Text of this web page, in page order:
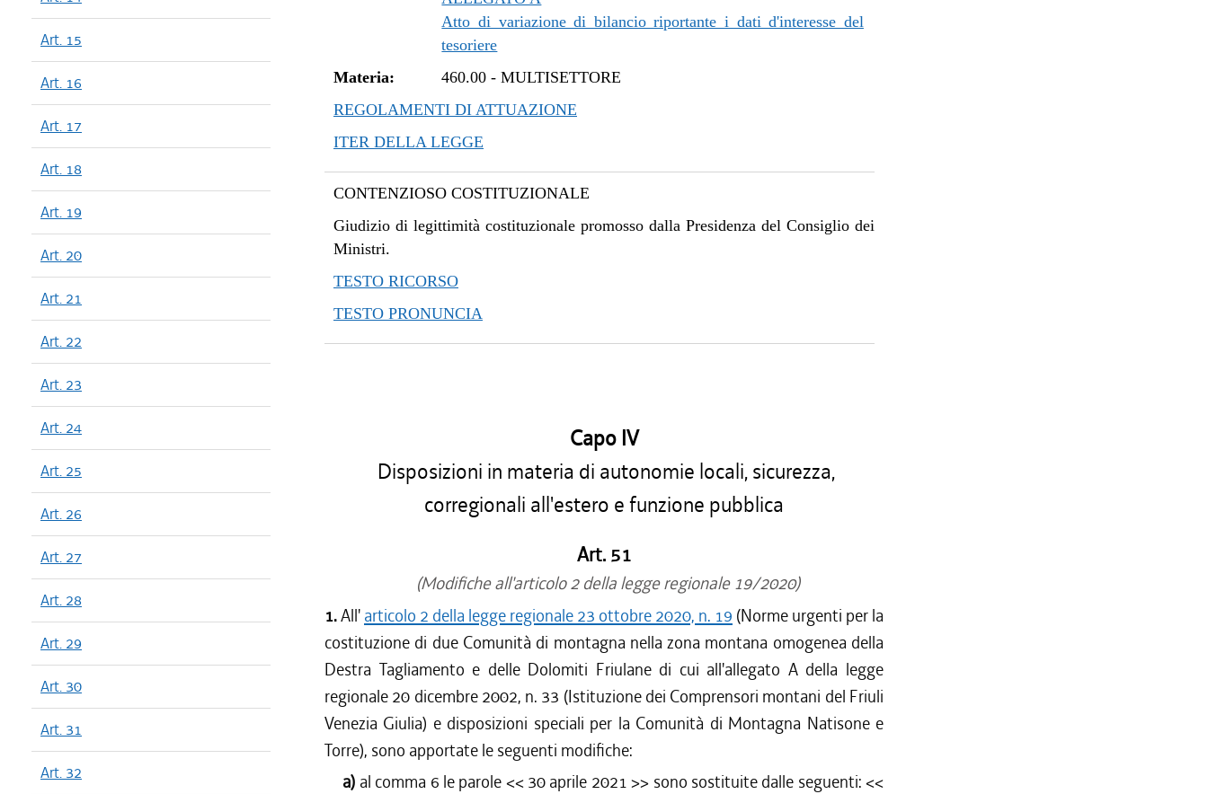
Art. 15
Art. 16
Art. 17
Art. 18
Art. 19
Art. 20
Art. 21
Art. 22
Art. 23
Art. 24
Art. 25
Art. 26
Art. 27
Art. 28
Art. 29
Art. 30
Art. 31
Art. 32
Atto di variazione di bilancio riportante i dati d'interesse del
tesoriere
Materia:
460.00 -MULTISETTORE
REGOLAMENTI DI ATTUAZIONE
ITER DELLA LEGGE
CONTENZIOSO COSTITUZIONALE
Giudizio di legittimità costituzionale promosso dalla Presidenza del Consiglio dei
Ministri.
TESTO RICORSO
TESTO PRONUNCIA
Capo IV
Disposizioni in materia di autonomie locali, sicurezza,
corregionali all'estero e funzione pubblica
Art. 51
(Modifiche all'articolo 2 della legge regionale 19/2020)
1.All' articolo 2 della legge regionale 23 ottobre 2020, n. 19 (Norme urgenti per la
costituzione di due Comunità di montagna nella zona montana omogenea della
Destra Tagliamento e delle Dolomiti Friulane di cui all'allegato A della legge
regionale 20 dicembre 2002, n. 33 (Istituzione dei Comprensori montani del Friuli
Venezia Giulia) e disposizioni speciali per la Comunità di Montagna Natisone e
Torre), sono apportate le seguenti modifiche:
a) al comma 6 le parole << 30 aprile 2021 >> sono sostituite dalle seguenti: <<